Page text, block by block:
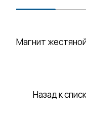
Магнит
Назад к